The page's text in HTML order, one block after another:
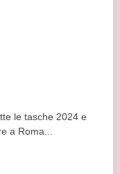
le tasche 2024 e
a Roma...